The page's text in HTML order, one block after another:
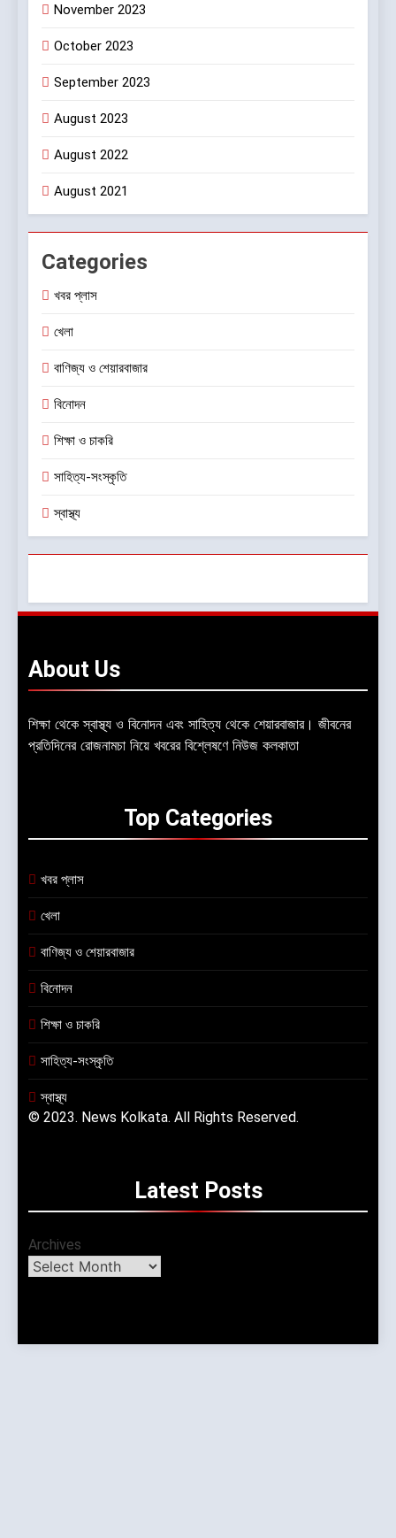
November 2023
October 2023
September 2023
August 2023
August 2022
August 2021
Categories
খবর প্লাস
খেলা
বাণিজ্য ও শেয়ারবাজার
বিনোদন
শিক্ষা ও চাকরি
সাহিত্য-সংস্কৃতি
স্বাস্থ্য
About Us
শিক্ষা থেকে স্বাস্থ্য ও বিনোদন এবং সাহিত্য থেকে শেয়ারবাজার। জীবনের
প্রতিদিনের রোজনামচা নিয়ে খবরের বিশ্লেষণে নিউজ কলকাতা
Top Categories
খবর প্লাস
খেলা
বাণিজ্য ও শেয়ারবাজার
বিনোদন
শিক্ষা ও চাকরি
সাহিত্য-সংস্কৃতি
স্বাস্থ্য
© 2023. News Kolkata. All Rights Reserved.
Latest Posts
Archives